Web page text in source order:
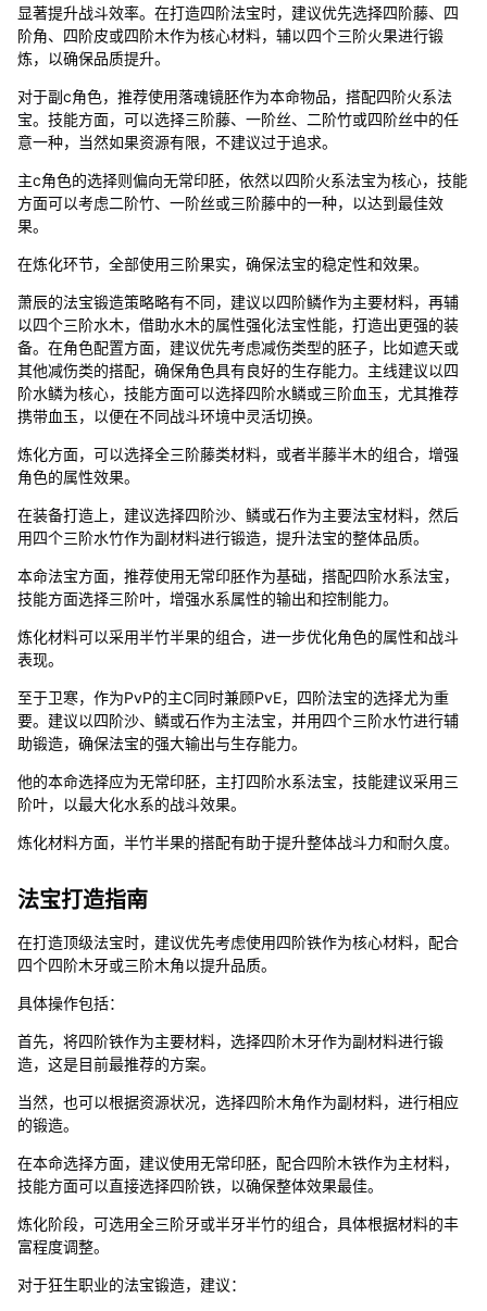
显著提升战斗效率。在打造四阶法宝时，建议优先选择四阶藤、四
阶角、四阶皮或四阶木作为核心材料，辅以四个三阶火果进行锻
炼，以确保品质提升。
对于副c角色，推荐使用落魂镜胚作为本命物品，搭配四阶火系法
宝。技能方面，可以选择三阶藤、一阶丝、二阶竹或四阶丝中的任
意一种，当然如果资源有限，不建议过于追求。
主c角色的选择则偏向无常印胚，依然以四阶火系法宝为核心，技能
方面可以考虑二阶竹、一阶丝或三阶藤中的一种，以达到最佳效
果。
在炼化环节，全部使用三阶果实，确保法宝的稳定性和效果。
萧辰的法宝锻造策略略有不同，建议以四阶鳞作为主要材料，再辅
以四个三阶水木，借助水木的属性强化法宝性能，打造出更强的装
备。在角色配置方面，建议优先考虑减伤类型的胚子，比如遮天或
其他减伤类的搭配，确保角色具有良好的生存能力。主线建议以四
阶水鳞为核心，技能方面可以选择四阶水鳞或三阶血玉，尤其推荐
携带血玉，以便在不同战斗环境中灵活切换。
炼化方面，可以选择全三阶藤类材料，或者半藤半木的组合，增强
角色的属性效果。
在装备打造上，建议选择四阶沙、鳞或石作为主要法宝材料，然后
用四个三阶水竹作为副材料进行锻造，提升法宝的整体品质。
本命法宝方面，推荐使用无常印胚作为基础，搭配四阶水系法宝，
技能方面选择三阶叶，增强水系属性的输出和控制能力。
炼化材料可以采用半竹半果的组合，进一步优化角色的属性和战斗
表现。
至于卫寒，作为PvP的主C同时兼顾PvE，四阶法宝的选择尤为重
要。建议以四阶沙、鳞或石作为主法宝，并用四个三阶水竹进行辅
助锻造，确保法宝的强大输出与生存能力。
他的本命选择应为无常印胚，主打四阶水系法宝，技能建议采用三
阶叶，以最大化水系的战斗效果。
炼化材料方面，半竹半果的搭配有助于提升整体战斗力和耐久度。
法宝打造指南
在打造顶级法宝时，建议优先考虑使用四阶铁作为核心材料，配合
四个四阶木牙或三阶木角以提升品质。
具体操作包括：
首先，将四阶铁作为主要材料，选择四阶木牙作为副材料进行锻
造，这是目前最推荐的方案。
当然，也可以根据资源状况，选择四阶木角作为副材料，进行相应
的锻造。
在本命选择方面，建议使用无常印胚，配合四阶木铁作为主材料，
技能方面可以直接选择四阶铁，以确保整体效果最佳。
炼化阶段，可选用全三阶牙或半牙半竹的组合，具体根据材料的丰
富程度调整。
对于狂生职业的法宝锻造，建议：